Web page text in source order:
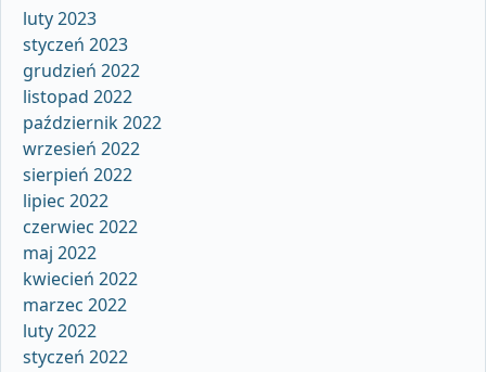
luty 2023
styczeń 2023
grudzień 2022
listopad 2022
październik 2022
wrzesień 2022
sierpień 2022
lipiec 2022
czerwiec 2022
maj 2022
kwiecień 2022
marzec 2022
luty 2022
styczeń 2022